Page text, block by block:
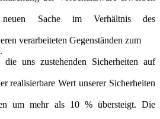
Sache im Verhältnis des
verarbeiteten Gegenständen zum
uns zustehenden Sicherheiten auf
realisierbare Wert unserer Sicherheiten
um mehr als 10 % übersteigt. Die